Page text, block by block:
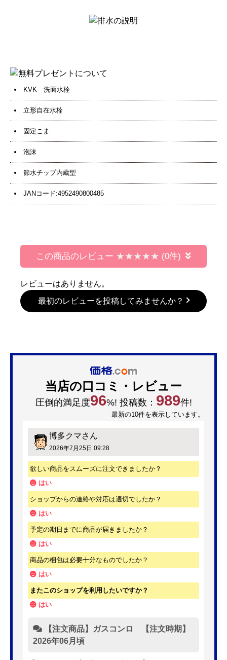
KVK 洗面水栓
立形自在水栓
固定こま
泡沫
節水チップ内蔵型
JANコード:4952490800485
この商品のレビュー (0件)
レビューはありません。
最初のレビューを投稿してみませんか？
当店の口コミ・レビュー
圧倒的満足度96%! 投稿数： 989件!
最新の10件を表示しています。
博多クマさん
2026年7月25日 09:28
欲しい商品をスムーズに注文できましたか？
はい
ショップからの連絡や対応は適切でしたか？
はい
予定の期日までに商品が届きましたか？
はい
商品の梱包は必要十分なものでしたか？
はい
またこのショップを利用したいですか？
はい
【注文商品】ガスコンロ 【注文時期】
2026年06月頃